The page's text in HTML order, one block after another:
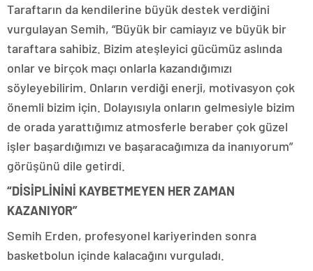
Taraftarın da kendilerine büyük destek verdiğini
vurgulayan Semih, “Büyük bir camiayız ve büyük bir
taraftara sahibiz. Bizim ateşleyici gücümüz aslında
onlar ve birçok maçı onlarla kazandığımızı
söyleyebilirim. Onların verdiği enerji, motivasyon çok
önemli bizim için. Dolayısıyla onların gelmesiyle bizim
de orada yarattığımız atmosferle beraber çok güzel
işler başardığımızı ve başaracağımıza da inanıyorum”
görüşünü dile getirdi.
“DİSİPLİNİNİ KAYBETMEYEN HER ZAMAN
KAZANIYOR”
Semih Erden, profesyonel kariyerinden sonra
basketbolun içinde kalacağını vurguladı.